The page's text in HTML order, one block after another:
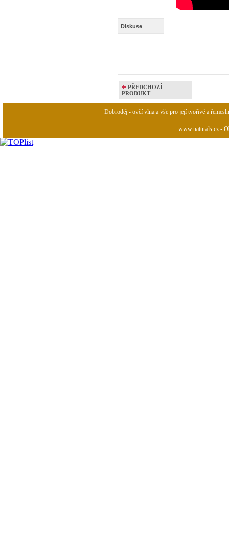
Diskuse
PŘEDCHOZÍ
PRODUKT
Dobroděj - ovčí vlna a vše pro její tvořivé a
www.naturals.cz -